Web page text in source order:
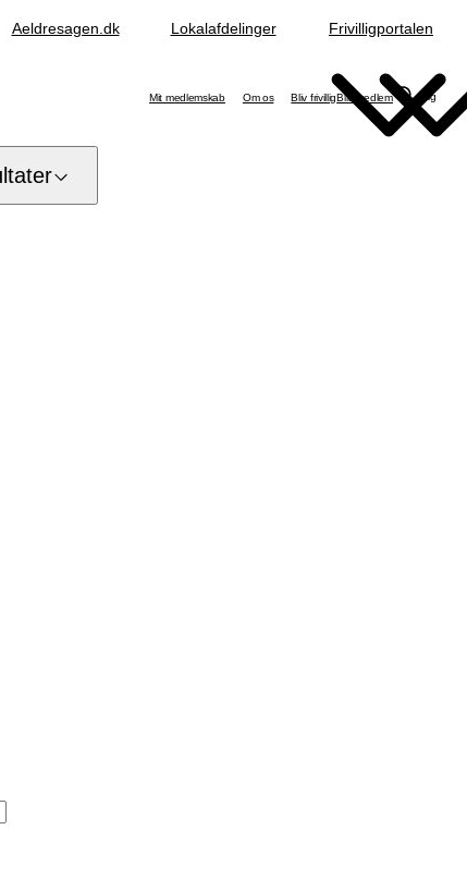
Aeldresagen.dk Lokalafdelinger Frivilligportalen
Mit medlemskab Om os Bliv frivilligBliv medlem Søg